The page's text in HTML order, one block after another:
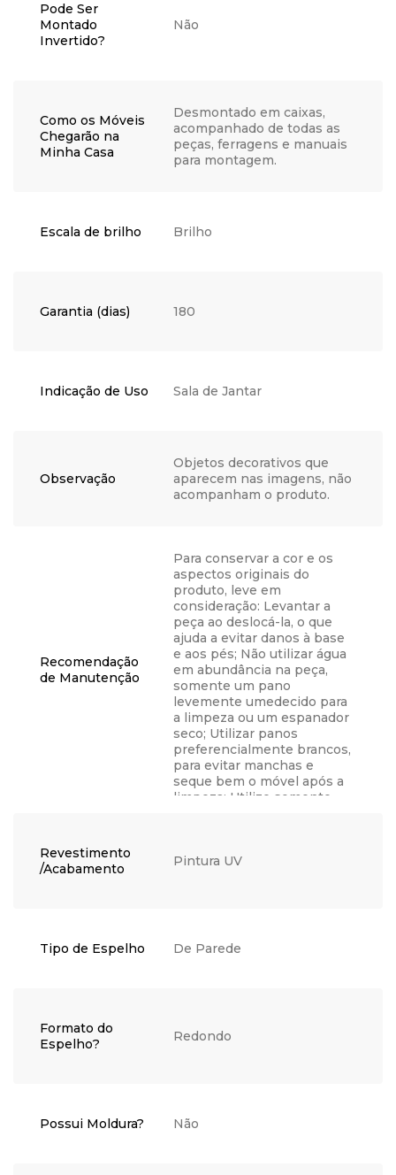
Pode Ser
Montado
Invertido?
Não
Como os Móveis
Chegarão na
Minha Casa
Desmontado em caixas,
acompanhado de todas as
peças, ferragens e manuais
para montagem.
Escala de brilho Brilho
Garantia (dias) 180
Indicação de Uso Sala de Jantar
Observação
Objetos decorativos que
aparecem nas imagens, não
acompanham o produto.
Recomendação
de Manutenção
Para conservar a cor e os
aspectos originais do
produto, leve em
consideração: Levantar a
peça ao deslocá-la, o que
ajuda a evitar danos à base
e aos pés; Não utilizar água
em abundância na peça,
somente um pano
levemente umedecido para
a limpeza ou um espanador
seco; Utilizar panos
preferencialmente brancos,
para evitar manchas e
seque bem o móvel após a
limpeza; Utilize somente
não neutros ou produtos de
diretamente em cima do
móvel para não causar
diretamente ao sol, utilize
são muito simples e
auxiliarão seu produto a
Revestimento
/Acabamento
Pintura UV
Tipo de Espelho De Parede
Formato do
Espelho?
Redondo
Possui Moldura? Não